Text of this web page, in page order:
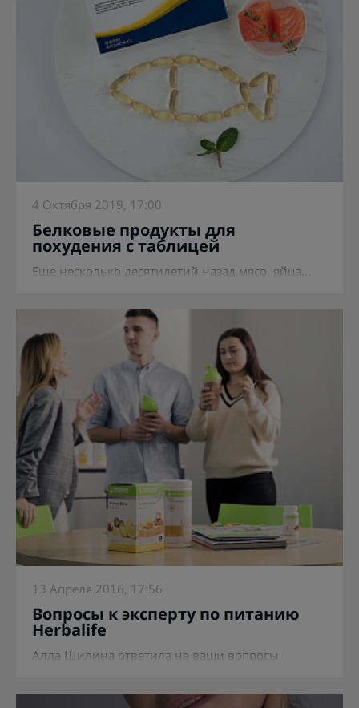
4 Октября 2019, 17:00
Белковые продукты для
похудения с таблицей
Еще несколько десятилетий назад мясо, яйца...
13 Апреля 2016, 17:56
Вопросы к эксперту по питанию
Herbalife
Алла Шилина ответила на ваши вопросы